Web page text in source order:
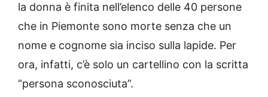
la donna è finita nell’elenco delle 40 persone
che in Piemonte sono morte senza che un
nome e cognome sia inciso sulla lapide. Per
ora, infatti, c’è solo un cartellino con la scritta
“persona sconosciuta”.